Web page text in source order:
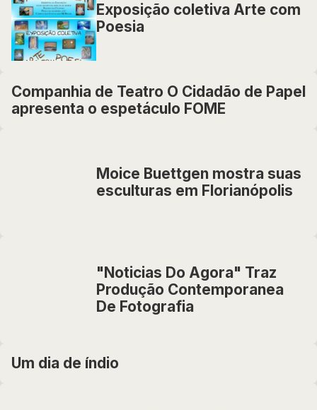
Exposição coletiva Arte com
Poesia
Companhia de Teatro O Cidadão de Papel
apresenta o espetáculo FOME
Moice Buettgen mostra suas
esculturas em Florianópolis
"Noticias Do Agora" Traz
Produção Contemporanea
De Fotografia
Um dia de índio